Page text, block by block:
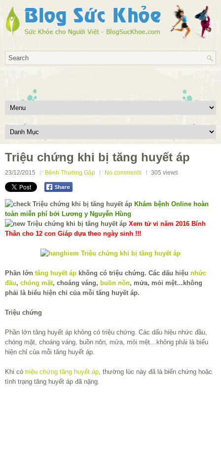
Triệu chứng khi bị tăng huyết áp
23/12/2015 Bệnh Thường Gặp No comments 305 views
Khám bệnh Online hoàn
toàn miễn phí bởi Lương y Nguyễn Hùng
Xem tử vi năm 2016 Bính
Thân cho 12 con Giáp dựa theo ngày sinh !!!
Phần lớn tăng huyết áp không có triệu chứng. Các dấu hiệu nhức
đầu, chóng mặt, choáng váng, buồn nôn, mửa, mỏi mệt…không
phải là biểu hiện chỉ của mỗi tăng huyết áp.
Triệu chứng
Phần lớn tăng huyết áp không có triệu chứng. Các dấu hiệu nhức đầu,
chóng mặt, choáng váng, buồn nôn, mửa, mỏi mệt…không phải là biểu
hiện chỉ của mỗi tăng huyết áp.
Khi có triệu chứng tăng huyết áp, thường lúc này đã là biến chứng hoặc
tình trạng tăng huyết áp đã nặng.